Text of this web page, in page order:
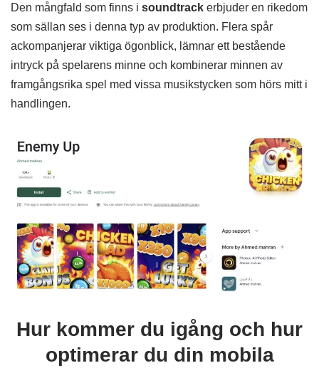
Den mångfald som finns i soundtrack erbjuder en rikedom
som sällan ses i denna typ av produktion. Flera spår
ackompanjerar viktiga ögonblick, lämnar ett bestående
intryck på spelarens minne och kombinerar minnen av
framgångsrika spel med vissa musikstycken som hörs mitt i
handlingen.
Hur kommer du igång och hur
optimerar du din mobila